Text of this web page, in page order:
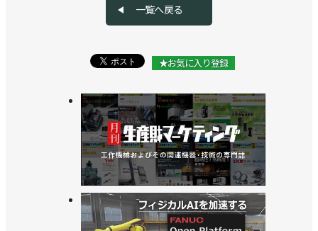
動搬送に／安川電機
に挑戦／安川電機
>>[直前特集RTJ2026 vol.3] 「新しいものづくり」を
社会実装／安川電機
>>可搬質量35㎏、リーチ2030mmの協働ロボットを
発売／安川電機
一覧へ戻る
★お気に入り登録